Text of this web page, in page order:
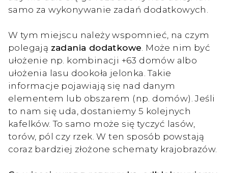
samo za wykonywanie zadań dodatkowych.
W tym miejscu należy wspomnieć, na czym
polegają zadania dodatkowe . Może nim być
ułożenie np. kombinacji +63 domów albo
ułożenia lasu dookoła jelonka. Takie
informacje pojawiają się nad danym
elementem lub obszarem (np. domów). Jeśli
to nam się uda, dostaniemy 5 kolejnych
kafelków. To samo może się tyczyć lasów,
torów, pól czy rzek. W ten sposób powstają
coraz bardziej złożone schematy krajobrazów.